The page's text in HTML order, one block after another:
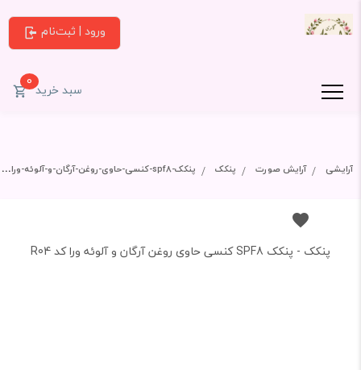
ورود | ثبت‌نام
سبد خرید0
آرایشی آرایش صورت پنکک پنکک-spf8-کنسی-حاوی-روغن-آرگان-و-آلوئه-ورا-کد-r04
پنکک - پنکک SPF8 کنسی حاوی روغن آرگان و آلوئه ورا کد R04